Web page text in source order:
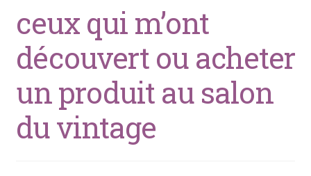
ceux qui m’ont
découvert ou acheter
un produit au salon
du vintage